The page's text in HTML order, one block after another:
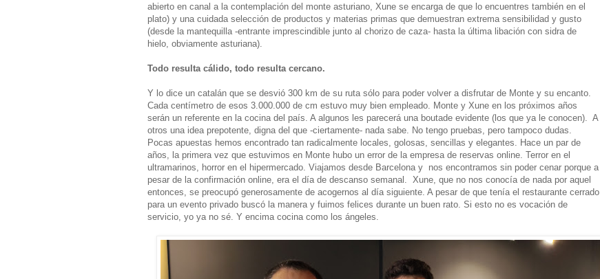
abierto en canal a la contemplación del monte asturiano, Xune se encarga de que lo encuentres también en el
plato) y una cuidada selección de productos y materias primas que demuestran extrema sensibilidad y gusto
(desde la mantequilla -entrante imprescindible junto al chorizo de caza- hasta la última libación con sidra de
hielo, obviamente asturiana).
Todo resulta cálido, todo resulta cercano.
Y lo dice un catalán que se desvió 300 km de su ruta sólo para poder volver a disfrutar de Monte y su encanto.
Cada centímetro de esos 3.000.000 de cm estuvo muy bien empleado. Monte y Xune en los próximos años
serán un referente en la cocina del país. A algunos les parecerá una boutade evidente (los que ya le conocen). A
otros una idea prepotente, digna del que -ciertamente- nada sabe. No tengo pruebas, pero tampoco dudas.
Pocas apuestas hemos encontrado tan radicalmente locales, golosas, sencillas y elegantes. Hace un par de
años, la primera vez que estuvimos en Monte hubo un error de la empresa de reservas online. Terror en el
ultramarinos, horror en el hipermercado. Viajamos desde Barcelona y nos encontramos sin poder cenar porque a
pesar de la confirmación online, era el día de descanso semanal. Xune, que no nos conocía de nada por aquel
entonces, se preocupó generosamente de acogernos al día siguiente. A pesar de que tenía el restaurante cerrado
para un evento privado buscó la manera y fuimos felices durante un buen rato. Si esto no es vocación de
servicio, yo ya no sé. Y encima cocina como los ángeles.